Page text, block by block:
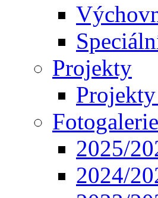
Projekty
Fotogalerie
2025/
2024/